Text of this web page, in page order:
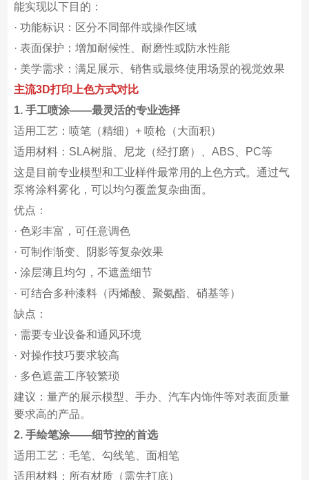
能实现以下目的：
· 功能标识：区分不同部件或操作区域
· 表面保护：增加耐候性、耐磨性或防水性能
· 美学需求：满足展示、销售或最终使用场景的视觉效果
主流3D打印上色方式对比
1. 手工喷涂——最灵活的专业选择
适用工艺：喷笔（精细）+ 喷枪（大面积）
适用材料：SLA树脂、尼龙（经打磨）、ABS、PC等
这是目前专业模型和工业样件最常用的上色方式。通过气
泵将涂料雾化，可以均匀覆盖复杂曲面。
优点：
· 色彩丰富，可任意调色
· 可制作渐变、阴影等复杂效果
· 涂层薄且均匀，不遮盖细节
· 可结合多种漆料（丙烯酸、聚氨酯、硝基等）
缺点：
· 需要专业设备和通风环境
· 对操作技巧要求较高
· 多色遮盖工序较繁琐
建议：量产的展示模型、手办、汽车内饰件等对表面质量
要求高的产品。
2. 手绘笔涂——细节控的首选
适用工艺：毛笔、勾线笔、面相笔
适用材料：所有材质（需先打底）